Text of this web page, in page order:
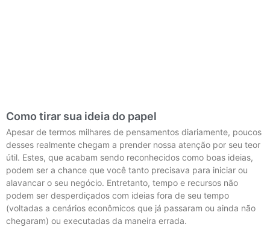
Como tirar sua ideia do papel
Apesar de termos milhares de pensamentos diariamente, poucos
desses realmente chegam a prender nossa atenção por seu teor
útil. Estes, que acabam sendo reconhecidos como boas ideias,
podem ser a chance que você tanto precisava para iniciar ou
alavancar o seu negócio. Entretanto, tempo e recursos não
podem ser desperdiçados com ideias fora de seu tempo
(voltadas a cenários econômicos que já passaram ou ainda não
chegaram) ou executadas da maneira errada.